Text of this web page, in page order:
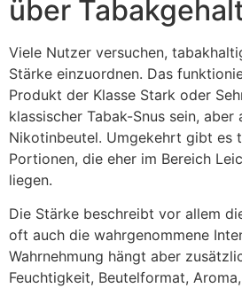
über
Viele Nutzer versuchen,
Stärke einzuordnen. Das
Produkt der Klasse Stark oder
klassischer Tabak-Snus sein,
Nikotinbeutel. Umgekehrt gibt es
Portionen, die eher im Bereich
liegen.
Die Stärke beschreibt vor allem
oft auch die wahrgenommene
Wahrnehmung hängt aber
Feuchtigkeit, Beutelformat,